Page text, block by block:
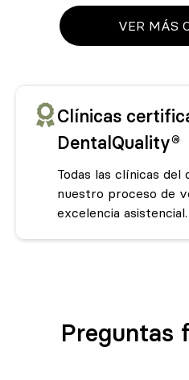
VER MÁS
Clínicas
DentalQuality®
Todas las clínicas
nuestro proceso de
excelencia asistencial.
Preguntas